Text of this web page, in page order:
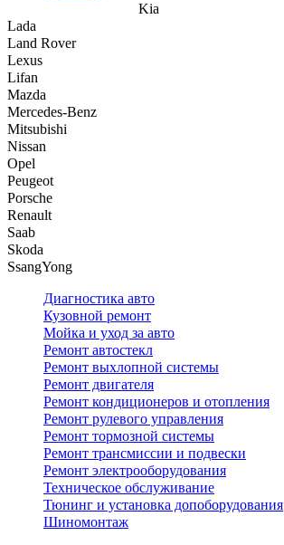
Kia
Lada
Land Rover
Lexus
Lifan
Mazda
Mercedes-Benz
Mitsubishi
Nissan
Opel
Peugeot
Porsche
Renault
Saab
Skoda
SsangYong
Диагностика авто
Кузовной ремонт
Мойка и уход за авто
Ремонт автостекл
Ремонт выхлопной системы
Ремонт двигателя
Ремонт кондиционеров и отопления
Ремонт рулевого управления
Ремонт тормозной системы
Ремонт трансмиссии и подвески
Ремонт электрооборудования
Техническое обслуживание
Тюнинг и установка допоборудования
Шиномонтаж